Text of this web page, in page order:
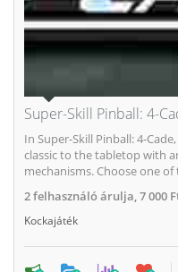
Super-Skill Pinball: 4-
In Super-Skill Pinball: 4-
classic to the tabletop with
mechanisms. Choose one
2felhasználó árulja,7 000
Kockajáték